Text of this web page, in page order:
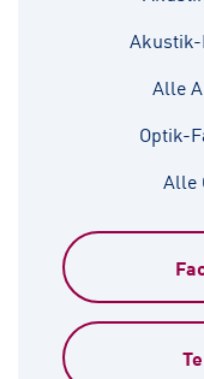
Alle
Optik-
Alle